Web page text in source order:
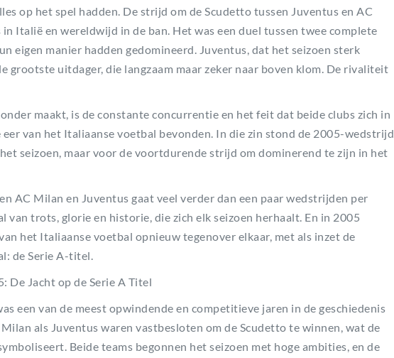
op het spel hadden. De strijd om de Scudetto tussen Juventus en AC
Italië en wereldwijd in de ban. Het was een duel tussen twee complete
eigen manier hadden gedomineerd. Juventus, dat het seizoen sterk
grootste uitdager, die langzaam maar zeker naar boven klom. De rivaliteit
maakt, is de constante concurrentie en het feit dat beide clubs zich in
eer van het Italiaanse voetbal bevonden. In die zin stond de 2005-wedstrijd
seizoen, maar voor de voortdurende strijd om dominerend te zijn in het
AC Milan en Juventus gaat veel verder dan een paar wedstrijden per
van trots, glorie en historie, die zich elk seizoen herhaalt. En in 2005
het Italiaanse voetbal opnieuw tegenover elkaar, met als inzet de
de Serie A-titel.
De Jacht op de Serie A Titel
een van de meest opwindende en competitieve jaren in de geschiedenis
als Juventus waren vastbesloten om de Scudetto te winnen, wat de
Beide teams begonnen het seizoen met hoge ambities, en de